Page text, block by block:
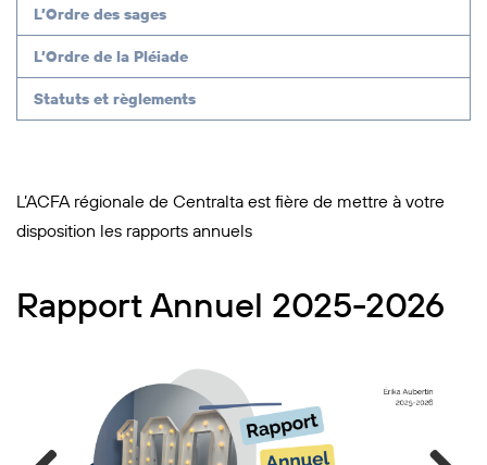
L’ACFA régionale de Centralta est fière de mettre à votre
disposition les rapports annuels
Rapport Annuel 2025-2026
L’Ordre des sages
L’Ordre de la Pléiade
Statuts et règlements